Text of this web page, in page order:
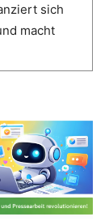
sich
macht